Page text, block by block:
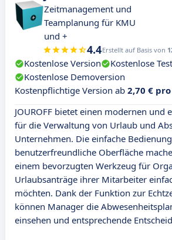
Zeitmanagement und
Teamplanung für KMU
und +
4.4Erstellt auf Basis von
Kostenlose Version
Kostenlose
Kostenlose Demoversion
Kostenpflichtige Version ab 2,70 €
JOUROFF bietet einen modernen und
für die Verwaltung von Urlaub und
Unternehmen. Die einfache
benutzerfreundliche Oberfläche
einem bevorzugten Werkzeug für
Urlaubsanträge ihrer Mitarbeiter
möchten. Dank der Funktion zur
können Manager die
einsehen und entsprechende